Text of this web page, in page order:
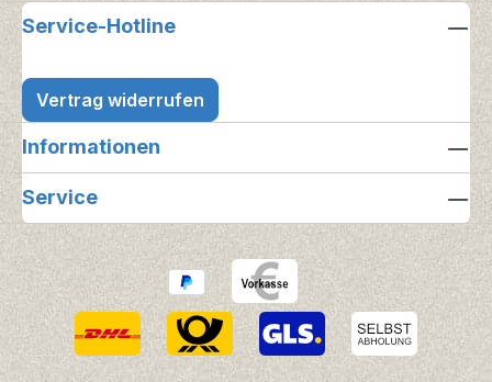
Service-Hotline
Vertrag widerrufen
Informationen
Service